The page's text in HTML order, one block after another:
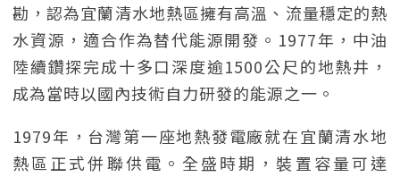
勘，認為宜蘭清水地熱區擁有高溫、流量穩定的熱
水資源，適合作為替代能源開發。1977年，中油
陸續鑽探完成十多口深度逾1500公尺的地熱井，
成為當時以國內技術自力研發的能源之一。
1979年，台灣第一座地熱發電廠就在宜蘭清水地
熱區正式併聯供電。全盛時期，裝置容量可達